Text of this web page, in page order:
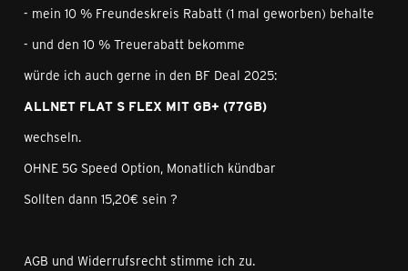
- mein 10 % Freundeskreis Rabatt (1 mal geworben) behalte
- und den 10 % Treuerabatt bekomme
würde ich auch gerne in den BF Deal 2025:
ALLNET FLAT S FLEX MIT GB+ (77GB)
wechseln.
OHNE 5G Speed Option, Monatlich kündbar
Sollten dann 15,20€ sein ?
AGB und Widerrufsrecht stimme ich zu.